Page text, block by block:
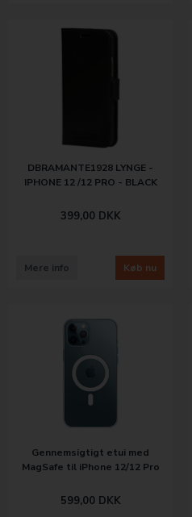
DBRAMANTE1928 LYNGE -
IPHONE 12 /12 PRO - BLACK
399,00 DKK
Køb nu
Mere info
Gennemsigtigt etui med
MagSafe til iPhone 12/12 Pro
599,00 DKK